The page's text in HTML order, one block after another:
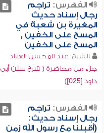
الفهرس: تراجم
رجال إسناد حديث
المغيرة بن شعبة في
المسح على الخفين ,
المسح على الخفين
للشيخ: عبد المحسن العباد
جزء من محاضرة ( شرح سنن أبي
داود [025])
الفهرس: تراجم
رجال إسناد حديث:
(أقبلنا مع رسول الله زمن